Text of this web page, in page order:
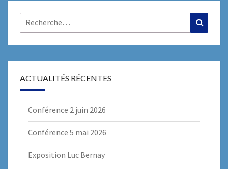
Rechercher :
ACTUALITÉS RÉCENTES
Conférence 2 juin 2026
Conférence 5 mai 2026
Exposition Luc Bernay